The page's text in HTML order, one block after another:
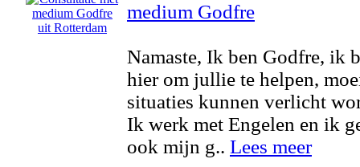
medium Godfre
Namaste, Ik ben Godfre, ik
hier om jullie te helpen,
situaties kunnen verlicht
Ik werk met Engelen en ik
ook mijn g.. Lees meer